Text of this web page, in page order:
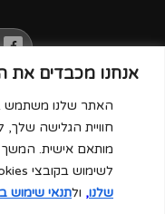
אנחנו מכבדים את
חוויית הגלישה
מותאם אישית.
לשימוש בקובצי Cookies בהתאם
שלנו, ולתנאי שימוש
CREATED BY